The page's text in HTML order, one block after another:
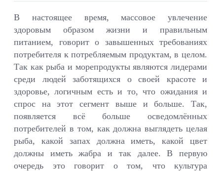
В настоящее время, массовое увлечение
здоровым образом жизни и правильным
питанием, говорит о завышенных требованиях
потребителя к потребляемым продуктам, в целом.
Так как рыба и морепродукты являются лидерами
среди людей заботящихся о своей красоте и
здоровье, логичным есть и то, что ожидания и
спрос на этот сегмент выше и больше. Так,
появляется всё больше осведомлённых
потребителей в том, как должна выглядеть целая
рыба, какой запах должна иметь, какой цвет
должны иметь жабра и так далее. В первую
очередь это говорит о том, что культура